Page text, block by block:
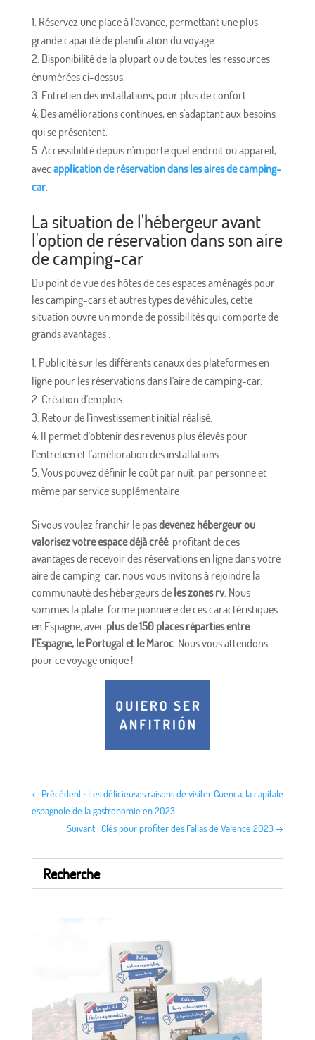
Réservez une place à l'avance, permettant une plus
grande capacité de planification du voyage.
Disponibilité de la plupart ou de toutes les ressources
énumérées ci-dessus.
Entretien des installations, pour plus de confort.
Des améliorations continues, en s'adaptant aux besoins
qui se présentent.
Accessibilité depuis n'importe quel endroit ou appareil,
avec application de réservation dans les aires de camping-
car.
La situation de l'hébergeur avant
l'option de réservation dans son aire
de camping-car
Du point de vue des hôtes de ces espaces aménagés pour
les camping-cars et autres types de véhicules, cette
situation ouvre un monde de possibilités qui comporte de
grands avantages :
Publicité sur les différents canaux des plateformes en
ligne pour les réservations dans l'aire de camping-car.
Création d'emplois.
Retour de l'investissement initial réalisé.
Il permet d'obtenir des revenus plus élevés pour
l'entretien et l'amélioration des installations.
Vous pouvez définir le coût par nuit, par personne et
même par service supplémentaire
Si vous voulez franchir le pasdevenez hébergeur ou
valorisez votre espace déjà créé, profitant de ces
avantages de recevoir des réservations en ligne dans votre
aire de camping-car, nous vous invitons à rejoindre la
communauté des hébergeurs de les zones rv. Nous
sommes la plate-forme pionnière de ces caractéristiques
en Espagne, avec plus de 150 places réparties entre
l'Espagne, le Portugal et le Maroc. Nous vous attendons
pour ce voyage unique !
← Précédent : Les délicieuses raisons de visiter Cuenca, la capitale
espagnole de la gastronomie en 2023
Suivant : Clés pour profiter des Fallas de Valence 2023 →